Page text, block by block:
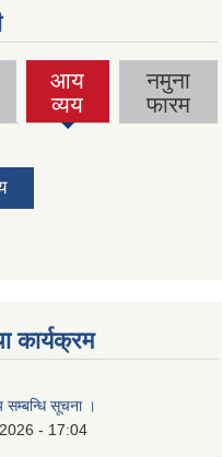
आय
व्यय
नमुना
फारम
कार्यक्रम
सूचना ।
- 17:04